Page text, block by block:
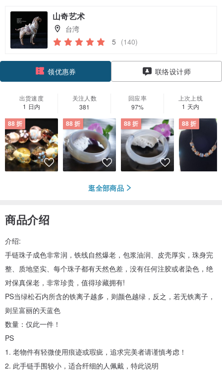
山奇艺术
台湾
5 (140)
领优惠券 联络设计师
出货速度
1 日内
关注人数
381
回应率
97%
上次上线
1 天内
88 折 88 折 88 折 88 折
逛全部商品
商品介绍
介绍:
手链珠子成色非常润，铁线自然爆老，包浆油润、皮壳厚实，珠身完
整、质地坚实、每个珠子都有天然色差，没有任何注胶或者染色，绝
对保真保老，非常珍贵，值得珍藏拥有!
PS当绿松石内所含的铁离子越多，则颜色越绿，反之，若无铁离子，
则呈富丽的天蓝色
数量：仅此一件！
PS
1. 老物件有轻微使用痕迹或瑕疵，追求完美者请谨慎考虑！
2. 此手链手围较小，适合纤细的人佩戴，特此说明